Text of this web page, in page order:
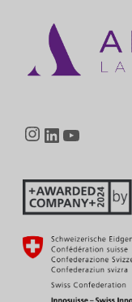
Instagram
LinkedIn